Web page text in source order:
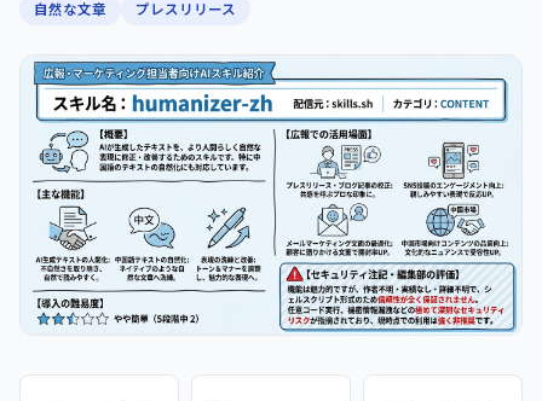
自然な文章
プレスリリース